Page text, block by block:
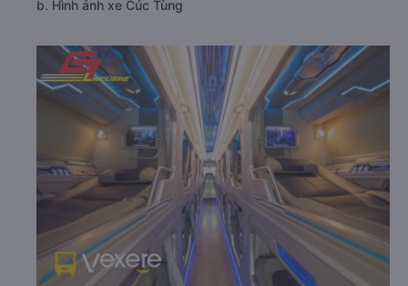
b. Hình ảnh xe Cúc Tùng